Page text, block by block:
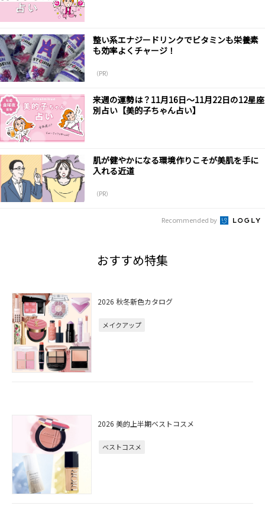
整い系エナジードリンクでビタミンも栄養素
も効率よくチャージ！
（PR）
来週の運勢は？11月16日～11月22日の12星座
別占い【美的子ちゃん占い】
肌が健やかになる環境作りこそが美肌を手に
入れる近道
（PR）
Recommended by
おすすめ特集
2026 秋冬新色カタログ
メイクアップ
2026 美的上半期ベストコスメ
ベストコスメ